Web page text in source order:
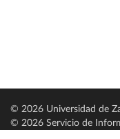
© 2026 Universidad de
© 2026 Servicio de